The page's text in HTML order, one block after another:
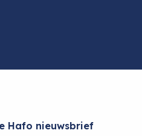
Hafo nieuwsbrief